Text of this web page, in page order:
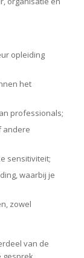
opleiding
het
professionals;
andere
sensitiviteit;
waarbij je
zowel
van de